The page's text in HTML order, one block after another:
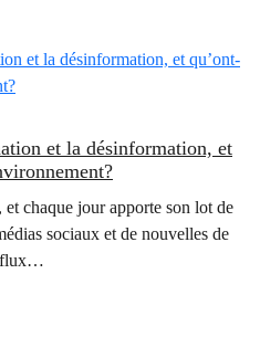
et la désinformation, et
et chaque jour apporte son lot de
sociaux et de nouvelles de
flux…